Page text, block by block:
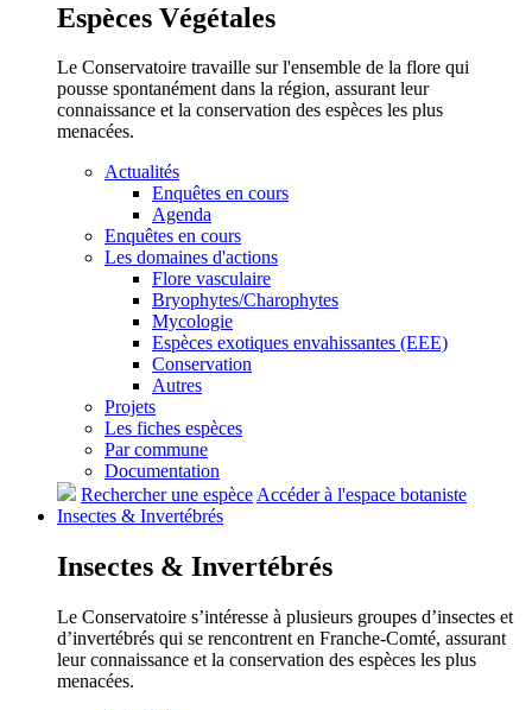
Espèces Végétales
Le Conservatoire travaille sur l'ensemble de la flore qui
pousse spontanément dans la région, assurant leur
connaissance et la conservation des espèces les plus
menacées.
Actualités
Enquêtes en cours
Agenda
Enquêtes en cours
Les domaines d'actions
Flore vasculaire
Bryophytes/Charophytes
Mycologie
Espèces exotiques envahissantes (EEE)
Conservation
Autres
Projets
Les fiches espèces
Par commune
Documentation
Rechercher une espèceAccéder à l'espace botaniste
Insectes & Invertébrés
Insectes & Invertébrés
Le Conservatoire s’intéresse à plusieurs groupes d’insectes et
d’invertébrés qui se rencontrent en Franche-Comté, assurant
leur connaissance et la conservation des espèces les plus
menacées.